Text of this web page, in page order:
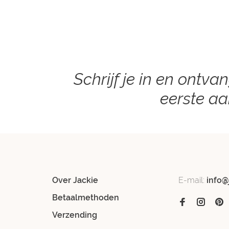
Schrijf je in en
eerste
Over Jackie
Betaalmethoden
Verzending
E-mail: